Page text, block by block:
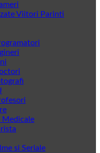
Viitori Parinti
Medicale
si Seriale